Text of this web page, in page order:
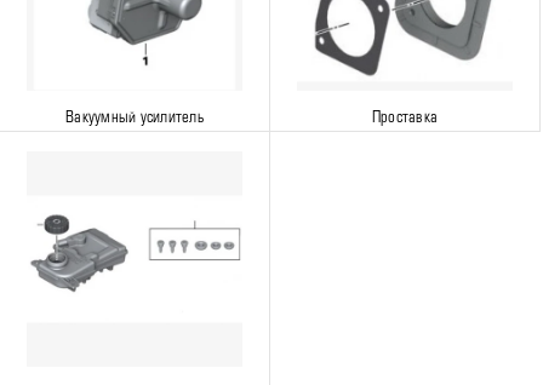
Вакуумный усилитель Проставка